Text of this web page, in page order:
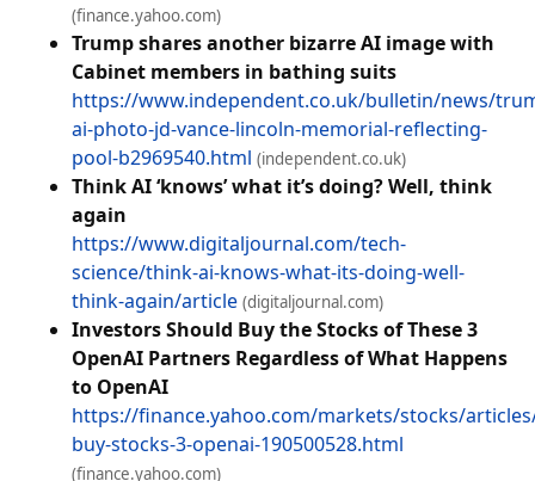
(finance.yahoo.com)
Trump shares another bizarre AI image with
Cabinet members in bathing suits
https://www.independent.co.uk/bulletin/news/
ai-photo-jd-vance-lincoln-memorial-reflecting-
pool-b2969540.html (independent.co.uk)
Think AI ‘knows’ what it’s doing? Well, think
again
https://www.digitaljournal.com/tech-
science/think-ai-knows-what-its-doing-well-
think-again/article (digitaljournal.com)
Investors Should Buy the Stocks of These 3
OpenAI Partners Regardless of What Happens
to OpenAI
https://finance.yahoo.com/markets/stocks/
buy-stocks-3-openai-190500528.html
(finance.yahoo.com)